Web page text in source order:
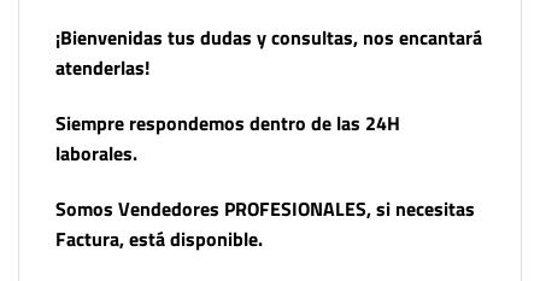
¡Bienvenidas tus dudas y consultas, nos encantará
atenderlas!
Siempre respondemos dentro de las 24H
laborales.
Somos Vendedores PROFESIONALES, si necesitas
Factura, está disponible.